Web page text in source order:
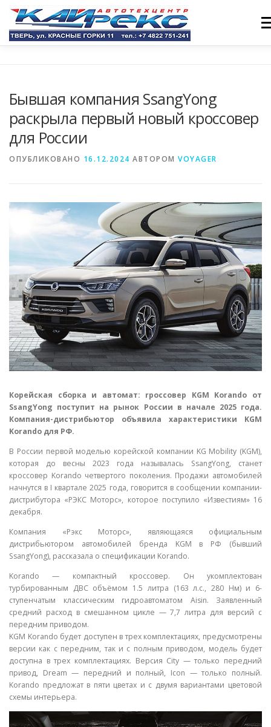
содержимому
ФОРУМ СТАТЬИ
Бывшая компания SsangYong
раскрыла первый новый кроссовер
для России
ОПУБЛИКОВАНО 16.12.2024 АВТОРОМ VOYAGER
Корейская сборка и автомат: rроссовер KGM Korando от
SsangYong поступит на рынок России в начале 2025 года.
Компания-дистрибьютор объявила характеристики KGM
Korando для РФ.
В России первой моделью корейской компании KG Mobility (KGM),
которая до весны 2023 года называлась SsangYong, станет
кроссовер Korando четвертого поколения. Продажи автомобилей
начнутся в I квартале 2025 года, говорится в сообщении компании-
дистрибутора «РЭКС Моторс», которое поступило «Известиям» 16
декабря.
Компания «Рэкс Моторс», являющаяся официальным
дистрибьютором автомобилей бренда KGM в РФ (бывший
SsangYong), рассказала о спецификации Korando.
Korando — компактный кроссовер. Он укомплектован
турбированным ДВС объёмом 1.5 литра (163 л.с., 280 Нм) и 6-
ступенчатым классическим гидроавтоматом Aisin. Заявленный
средний расход в смешанном цикле — 7,7 литра для версий с
передним приводом.
KGM Korando будет доступен в трех комплектациях, предусмотрены
версии как с передним, так и с полным приводом, модель будет
доступна в трех комплектациях. Версия City — только передний
привод, Dream — передний и полный, Icon — только полный.
Korando предложат в пяти цветах и с двумя вариантами цветовой
схемы интерьера.